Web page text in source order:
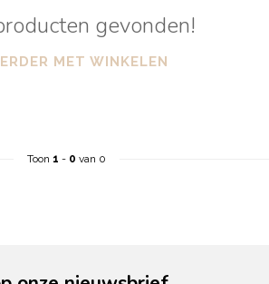
gevonden!
MET WINKELEN
Toon 1 - 0 van 0